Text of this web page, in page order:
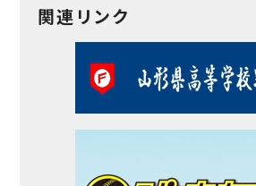
関連リンク